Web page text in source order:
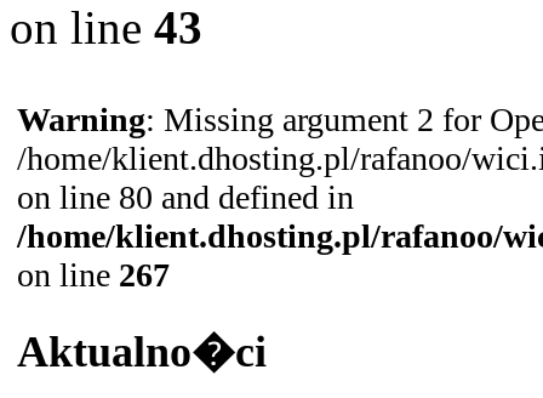
on line 43
Warning: Missing argument 2 for
/home/klient.dhosting.pl/rafanoo/
on line 80 and defined in
/home/klient.dhosting.pl/rafanoo/
on line 267
Aktualno�ci